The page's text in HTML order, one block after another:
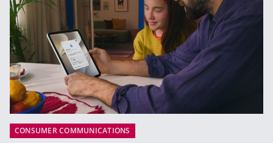
CONSUMER COMMUNICATIONS